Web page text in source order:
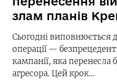
злам планів
Сьогодні виповнюється
операції —
кампанії, яка перенесла
агресора. Цей крок…